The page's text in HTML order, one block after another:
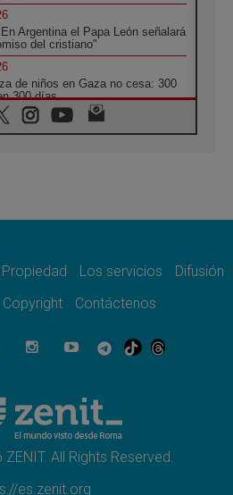
Argentina el Papa León señalará
del cristiano"
de niños en Gaza no cesa: 300
300 días
desfigura el mundo, solo la
al servicio del Evangelio
dar voz a las religiosas en el
proyecto de empoderamiento
oficial del Viaje Apostólico del
XIV a Francia
Propiedad Los servicios
Difusión
Copyright Contáctenos
All Rights Reserved.
es.zenit.org